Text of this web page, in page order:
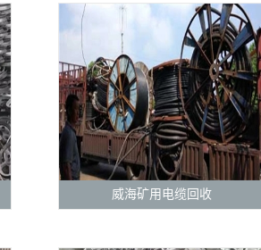
威海矿用电缆回收